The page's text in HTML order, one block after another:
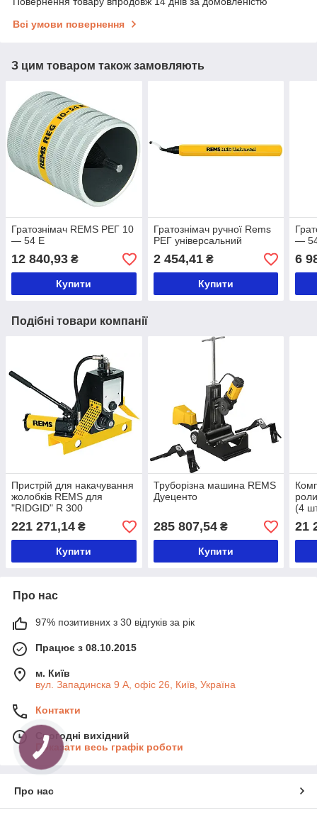
Всі умови повернення
З цим товаром також замовляють
Гратознімач REMS РЕГ 10
— 54 E
12 840,93 ₴
Купити
Гратознімач ручної Rems
РЕГ універсальний
2 454,41₴
Купити
—
6
Подібні товари компанії
Пристрій для накачування
жолобків REMS для
"RIDGID" R 300
221 271,14 ₴
Купити
Труборізна машина REMS
Дуеценто
285 807,54₴
Купити
(4
21
Про нас
97% позитивних з 30 відгуків за рік
Працює з 08.10.2015
м. Київ
вул. Западинска 9 А, офіс 26, Київ, Україна
Контакти
Сьогодні вихідний
Показати весь графік роботи
Про нас